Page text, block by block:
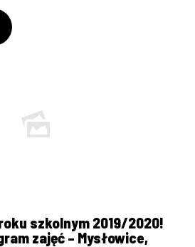
szkolnym 2019/2020!
zajęć – Mysłowice,